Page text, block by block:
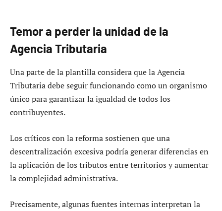
Temor a perder la unidad de la
Agencia Tributaria
Una parte de la plantilla considera que la Agencia
Tributaria debe seguir funcionando como un organismo
único para garantizar la igualdad de todos los
contribuyentes.
Los críticos con la reforma sostienen que una
descentralización excesiva podría generar diferencias en
la aplicación de los tributos entre territorios y aumentar
la complejidad administrativa.
Precisamente, algunas fuentes internas interpretan la